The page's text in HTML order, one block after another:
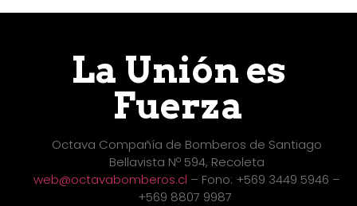
La Unión es
Fuerza
Octava Compañía de Bomberos de Santiago
Bellavista Nº 594, Recoleta
web@octavabomberos.cl – Fono: +569 3449 5946 –
+569 8807 9987